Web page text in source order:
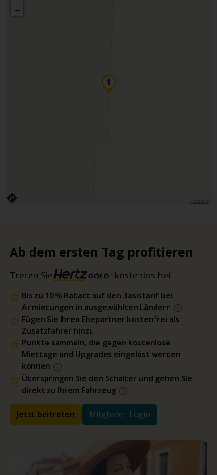
−
Ab dem ersten Tag profitieren
Treten Sie kostenlos bei.
Bis zu 10 % Rabatt auf den Basistarif bei
Anmietungen in ausgewählten Ländern
Fügen Sie Ihren Ehepartner kostenfrei als
Zusatzfahrer hinzu
Punkte sammeln, die gegen kostenlose
Miettage und Upgrades eingelöst werden
können
Überspringen Sie den Schalter und gehen Sie
direkt zu Ihrem Fahrzeug
Jetzt beitreten Mitglieder-Login